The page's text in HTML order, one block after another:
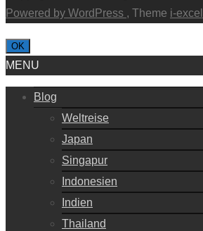
Powered by WordPress , Theme i-excel
OK
MENU
Blog
Weltreise
Japan
Singapur
Indonesien
Indien
Thailand